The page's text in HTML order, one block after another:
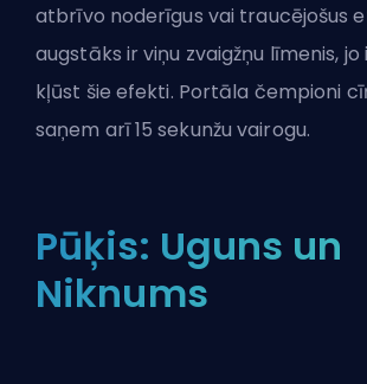
atbrīvo noderīgus vai traucējošus
augstāks ir viņu zvaigžņu līmenis,
kļūst šie efekti. Portāla čempioni
saņem arī 15 sekunžu vairogu.
Pūķis: Uguns un
Niknums